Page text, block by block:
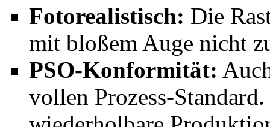
Fotorealistisch: Die
mit bloßem Auge nicht
PSO-Konformität:
vollen Prozess-